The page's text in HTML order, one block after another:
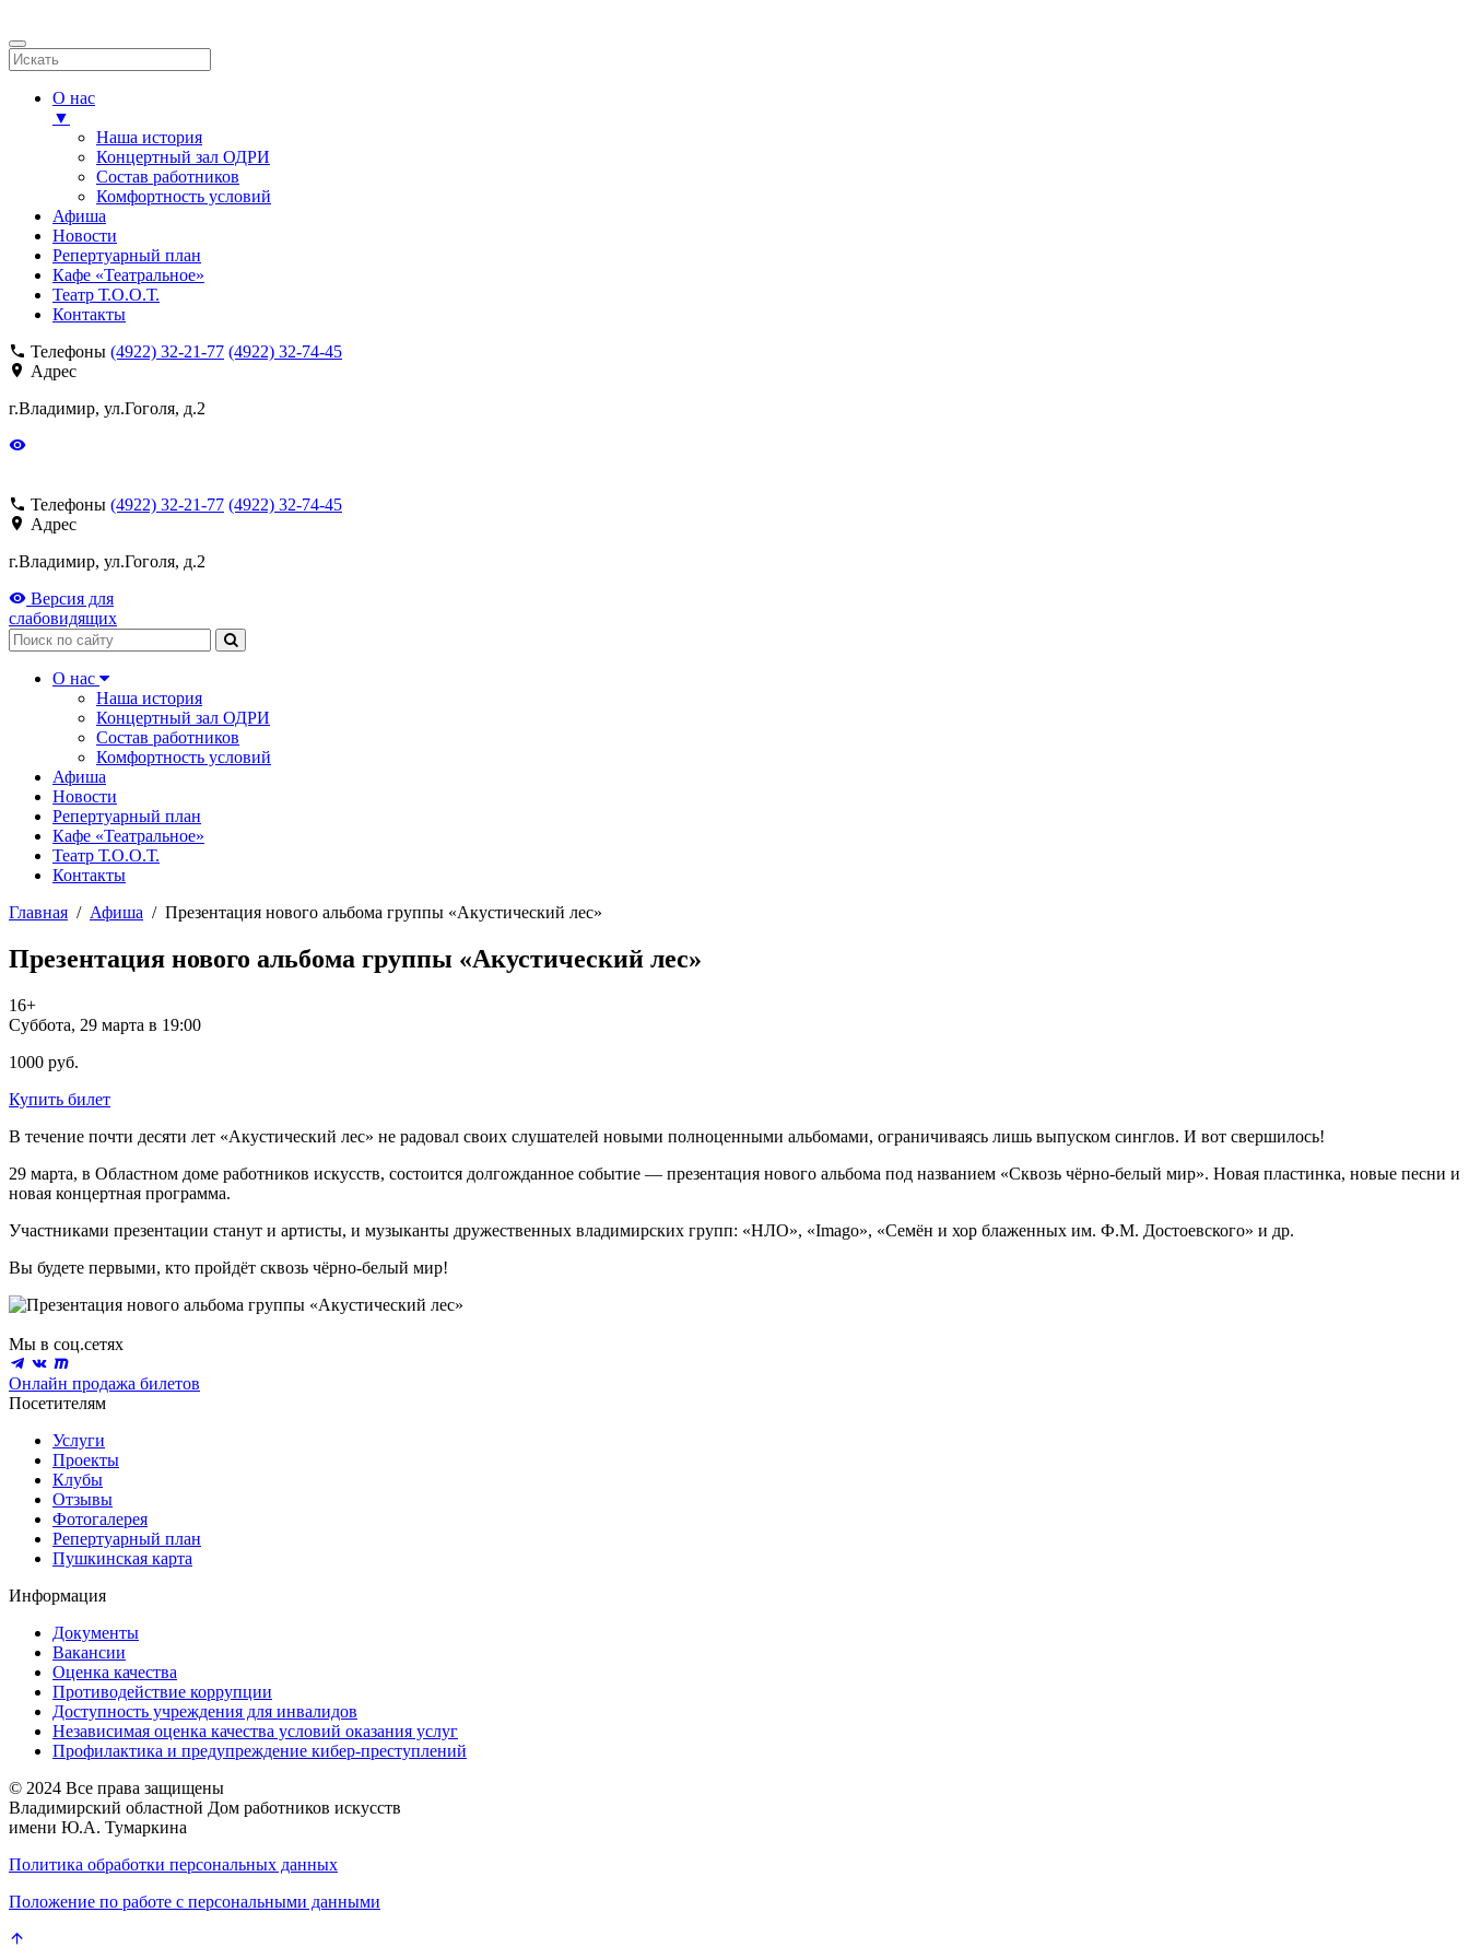
О нас
▼
Наша история
Концертный зал ОДРИ
Состав работников
Комфортность условий
Афиша
Новости
Репертуарный план
Кафе «Театральное»
Театр Т.О.О.Т.
Контакты
Телефоны (4922) 32-21-77 (4922) 32-74-45
Адрес
г.Владимир, ул.Гоголя, д.2
Телефоны (4922) 32-21-77 (4922) 32-74-45
Адрес
г.Владимир, ул.Гоголя, д.2
Версия для
слабовидящих
Поиск
О нас
Наша история
Концертный зал ОДРИ
Состав работников
Комфортность условий
Афиша
Новости
Репертуарный план
Кафе «Театральное»
Театр Т.О.О.Т.
Контакты
Главная / Афиша / Презентация нового альбома группы «Акустический лес»
Презентация нового альбома группы «Акустический лес»
16+
Суббота, 29 марта в 19:00
1000 руб.
Купить билет
В течение почти десяти лет «Акустический лес» не радовал своих слушателей новыми полноценными альбомами, ограничиваясь лишь выпуском синглов. И вот свершилось!
29 марта, в Областном доме работников искусств, состоится долгожданное событие — презентация нового альбома под названием «Сквозь чёрно-белый мир». Новая пластинка, новые песни и
новая концертная программа.
Участниками презентации станут и артисты, и музыканты дружественных владимирских групп: «НЛО», «Imago», «Семён и хор блаженных им. Ф.М. Достоевского» и др.
Вы будете первыми, кто пройдёт сквозь чёрно-белый мир!
Мы в соц.сетях
Онлайн продажа билетов
Посетителям
Услуги
Проекты
Клубы
Отзывы
Фотогалерея
Репертуарный план
Пушкинская карта
Информация
Документы
Вакансии
Оценка качества
Противодействие коррупции
Доступность учреждения для инвалидов
Независимая оценка качества условий оказания услуг
Профилактика и предупреждение кибер-преступлений
© 2024 Все права защищены
Владимирский областной Дом работников искусств
имени Ю.А. Тумаркина
Политика обработки персональных данных
Положение по работе с персональными данными